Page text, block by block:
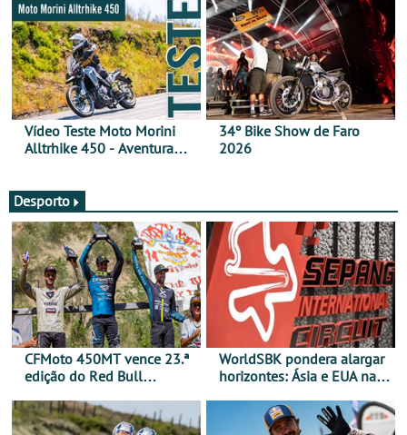
Vídeo Teste Moto Morini
Alltrhike 450 - Aventura
34º Bike Show de Faro
2026
Desporto
CFMoto 450MT vence 23.ª
edição do Red Bull
Categorias Adventure -
Vitória na Ultimate, Core e
WorldSBK pondera alargar
horizontes: Ásia e EUA na